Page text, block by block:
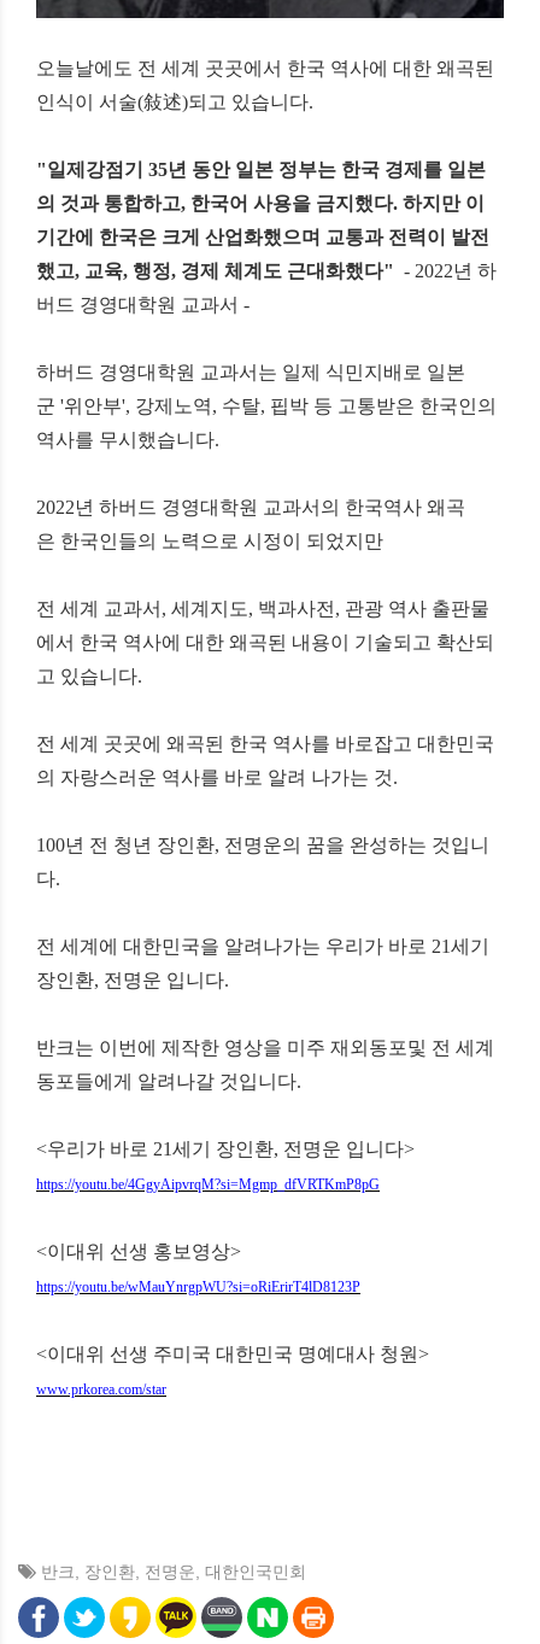
오늘날에도 전 세계 곳곳에서 한국 역사에 대한 왜곡된
인식이 서술(敍述)되고 있습니다.
"일제강점기 35년 동안 일본 정부는 한국 경제를 일본
의 것과 통합하고, 한국어 사용을 금지했다. 하지만 이
기간에 한국은 크게 산업화했으며 교통과 전력이 발전
했고, 교육, 행정, 경제 체계도 근대화했다" - 2022년 하
버드 경영대학원 교과서 -
하버드 경영대학원 교과서는 일제 식민지배로 일본
군 '위안부', 강제노역, 수탈, 핍박 등 고통받은 한국인의
역사를 무시했습니다.
2022년 하버드 경영대학원 교과서의 한국역사 왜곡
은 한국인들의 노력으로 시정이 되었지만
전 세계 교과서 , 세계지도, 백과사전 , 관광 역사 출판물
에서 한국 역사에 대한 왜곡된 내용이 기술되고 확산되
고 있습니다.
전 세계 곳곳에 왜곡된 한국 역사를 바로잡고 대한민국
의 자랑스러운 역사를 바로 알려 나가는 것.
100년 전 청년 장인환, 전명운의 꿈을 완성하는 것입니
다.
전 세계에 대한민국을 알려나가는 우리가 바로 21세기
장인환, 전명운 입니다.
반크는 이번에 제작한 영상을 미주 재외동포및 전 세계
동포들에게 알려나갈 것입니다.
<우리가 바로 21세기 장인환, 전명운 입니다>
https://youtu.be/4GgyAipvrqM?si=Mgmp_dfVRTKmP8pG
<이대위 선생 홍보영상>
https://youtu.be/wMauYnrgpWU?si=oRiErirT4lD8123P
<이대위 선생 주미국 대한민국 명예대사 청원>
www.prkorea.com/star
반크 장인환 전명운 대한인국민회